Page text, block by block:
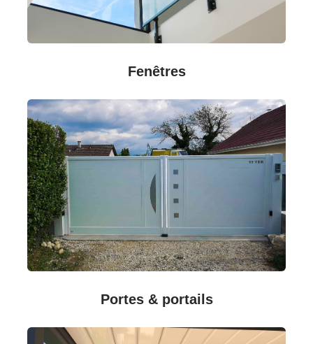
Fenêtres
Portes & portails